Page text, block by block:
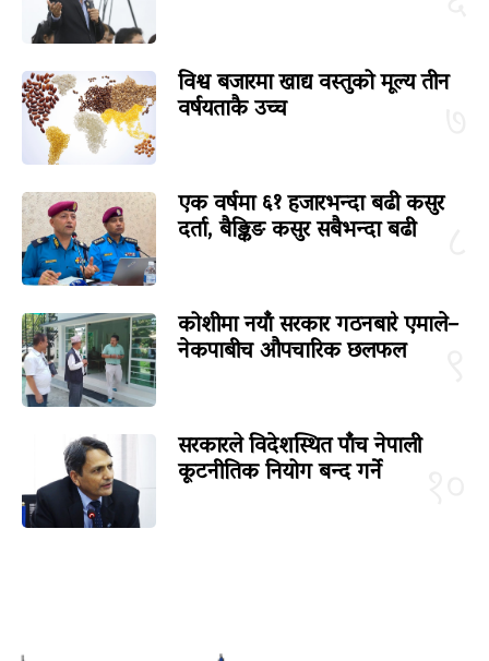
विश्व बजारमा खाद्य वस्तुको मूल्य तीन
वर्षयताकै उच्च
एक वर्षमा ६१ हजारभन्दा बढी कसुर
दर्ता, बैङ्किङ कसुर सबैभन्दा बढी
कोशीमा नयाँ सरकार गठनबारे एमाले–
नेकपाबीच औपचारिक छलफल
सरकारले विदेशस्थित पाँच नेपाली
कूटनीतिक नियोग बन्द गर्ने